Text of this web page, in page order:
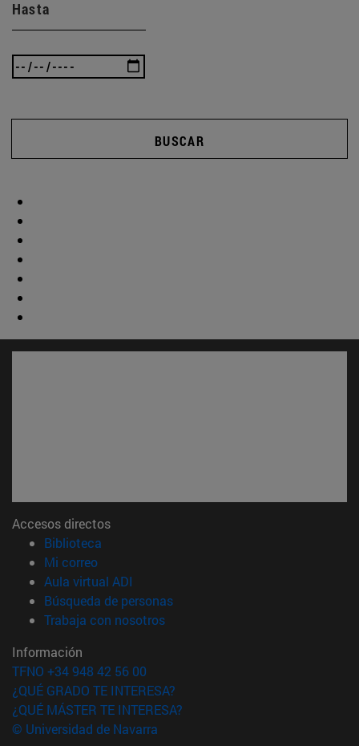
Hasta
BUSCAR
Accesos directos
Biblioteca
Mi correo(abre en nueva ventana)
Aula virtual ADI
Búsqueda de personas(abre en nueva ventana)
Trabaja con nosotros(abre en nueva ventana)
Información
TFNO +34 948 42 56 00
¿QUÉ GRADO TE INTERESA?
¿QUÉ MÁSTER TE INTERESA?
© Universidad de Navarra